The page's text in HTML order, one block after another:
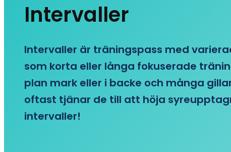
Intervaller
Intervaller är träningspass med
som korta eller långa fokuserade
plan mark eller i backe och många
oftast tjänar de till att höja
intervaller!